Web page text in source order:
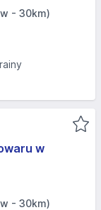
- 30km)
w
- 30km)